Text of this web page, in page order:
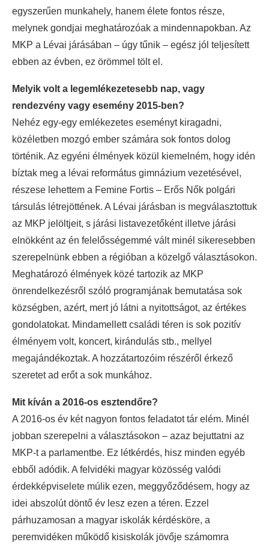
egyszerűen munkahely, hanem élete fontos része,
melynek gondjai meghatározóak a mindennapokban. Az
MKP a Lévai járásában – úgy tűnik – egész jól teljesített
ebben az évben, ez örömmel tölt el.
Melyik volt a legemlékezetesebb nap, vagy
rendezvény vagy esemény 2015-ben?
Nehéz egy-egy emlékezetes eseményt kiragadni,
közéletben mozgó ember számára sok fontos dolog
történik. Az egyéni élmények közül kiemelném, hogy idén
bíztak meg a lévai református gimnázium vezetésével,
részese lehettem a Femine Fortis – Erős Nők polgári
társulás létrejöttének. A Lévai járásban is megválasztottuk
az MKP jelöltjeit, s járási listavezetőként illetve járási
elnökként az én felelősségemmé vált minél sikeresebben
szerepelnünk ebben a régióban a közelgő választásokon.
Meghatározó élmények közé tartozik az MKP
önrendelkezésről szóló programjának bemutatása sok
községben, azért, mert jó látni a nyitottságot, az értékes
gondolatokat. Mindamellett családi téren is sok pozitív
élményem volt, koncert, kirándulás stb., mellyel
megajándékoztak. A hozzátartozóim részéről érkező
szeretet ad erőt a sok munkához.
Mit kíván a 2016-os esztendőre?
A 2016-os év két nagyon fontos feladatot tár elém. Minél
jobban szerepelni a választásokon – azaz bejuttatni az
MKP-t a parlamentbe. Ez létkérdés, hisz minden egyéb
ebből adódik. A felvidéki magyar közösség valódi
érdekképviselete múlik ezen, meggyőződésem, hogy az
idei abszolút döntő év lesz ezen a téren. Ezzel
párhuzamosan a magyar iskolák kérdésköre, a
peremvidéken működő kisiskolák jövője számomra